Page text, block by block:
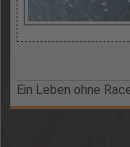
Ein Leben ohne